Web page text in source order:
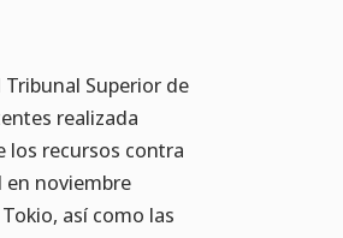
Superior de
realizada
los recursos contra
en noviembre
así como las